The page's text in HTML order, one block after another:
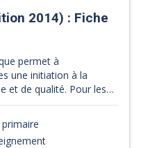
2014) : Fiche
permet à
une initiation à la
et de qualité. Pour les